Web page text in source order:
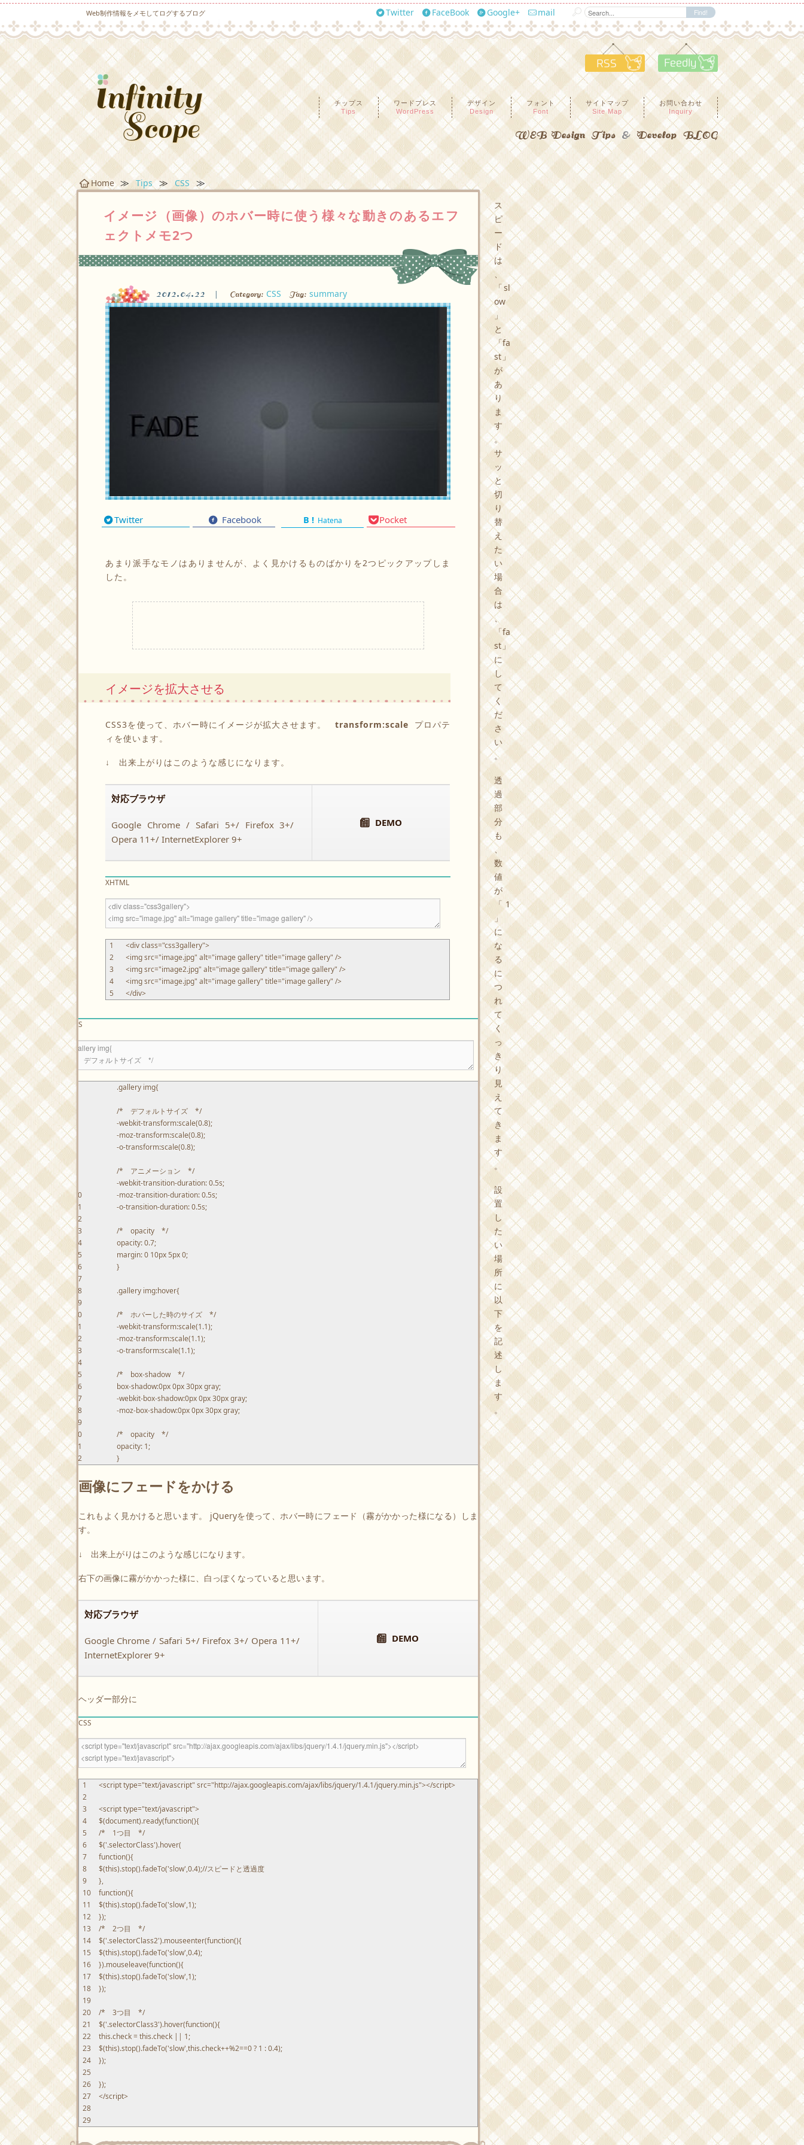
Web制作情報をメモしてログするブログ Twitter FaceBook Google+ mail
RSS Feedly
チップス
Tips
ワードプレス
WordPress
デザイン
Design
フォント
Font
サイトマップ
Site Map
お問い合わせ
Inquiry
WEB Design Tips & Develop BLOG
Home ≫ Tips ≫ CSS ≫
イメージ（画像）のホバー時に使う様々な動きのあるエフ
ェクトメモ2つ
2012.04.22 Category: CSS Tag: summary
Twitter Facebook Hatena Pocket
あまり派手なモノはありませんが、よく見かけるものばかりを2つピックアップしま
した。
イメージを拡大させる
CSS3を使って、ホバー時にイメージが拡大させます。 transform:scale
プロパテ
ィを使います。
↓ 出来上がりはこのような感じになります。
対応ブラウザ
Google Chrome / Safari 5+/ Firefox 3+/
Opera 11+/ InternetExplorer 9+
DEMO
XHTML
1
2
3
4
5
<divclass="css3gallery">
<imgsrc="image.jpg" alt="image gallery" title="image gallery" />
<imgsrc="image2.jpg" alt="image gallery" title="image gallery" />
<imgsrc="image.jpg" alt="image gallery" title="image gallery" />
</div>
CSS
1
5
9
10
11
12
13
14
15
16
17
18
19
20
21
22
23
24
25
26
27
28
29
30
31
32
.gallery img{
/* デフォルトサイズ */
-webkit-transform:scale(0.8);
-moz-transform:scale(0.8);
-o-transform:scale(0.8);
/* アニメーション */
-webkit-transition-duration: 0.5s;
-moz-transition-duration: 0.5s;
-o-transition-duration: 0.5s;
/* opacity */
opacity: 0.7;
margin: 0 10px 5px 0;
}
.gallery img:hover{
/* ホバーした時のサイズ */
-webkit-transform:scale(1.1);
-moz-transform:scale(1.1);
-o-transform:scale(1.1);
/* box-shadow */
box-shadow:0px 0px 30px gray;
-webkit-box-shadow:0px 0px 30px gray;
-moz-box-shadow:0px 0px 30px gray;
/* opacity */
opacity: 1;
}
画像にフェードをかける
これもよく見かけると思います。 jQueryを使って、ホバー時にフェード（霧がかかった様になる）しま
す。
↓ 出来上がりはこのような感じになります。
右下の画像に霧がかかった様に、白っぽくなっていると思います。
対応ブラウザ
Google Chrome / Safari 5+/ Firefox 3+/ Opera 11+/
InternetExplorer 9+
DEMO
ヘッダー部分に
CSS
1
2
3
4
5
6
7
8
9
10
11
12
13
14
15
16
17
18
19
20
21
22
23
24
25
26
27
28
29
<scripttype="text/javascript" src="http://ajax.googleapis.com/ajax/libs/jquery/1.4.1/jquery.min.js"></script>
<scripttype="text/javascript">
$(document).ready(function(){
/* 1つ目 */
$('.selectorClass').hover(
function(){
$(this).stop().fadeTo('slow',0.4);//スピードと透過度
},
function(){
$(this).stop().fadeTo('slow',1);
});
/* 2つ目 */
$('.selectorClass2').mouseenter(function(){
$(this).stop().fadeTo('slow',0.4);
}).mouseleave(function(){
$(this).stop().fadeTo('slow',1);
});
/* 3つ目 */
$('.selectorClass3').hover(function(){
this.check = this.check || 1;
$(this).stop().fadeTo('slow',this.check++%2==0 ? 1 : 0.4);
});
});
</script>
ス
ピ
ー
ド
は
、
「sl
ow
」
と
「fa
st」
が
あ
り
ま
す
。
サ
ッ
と
切
り
替
え
た
い
場
合
は
、
「fa
st」
に
し
て
く
だ
さ
い
。
透
過
部
分
も
、
数
値
が
「1
」
に
な
る
に
つ
れ
て
く
っ
き
り
見
え
て
き
ま
す
。
設
置
し
た
い
場
所
に
以
下
を
記
述
し
ま
す
。